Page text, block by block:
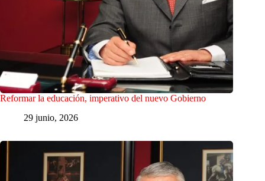
Reformar la educación, imperativo del nuevo Gobierno
29 junio, 2026